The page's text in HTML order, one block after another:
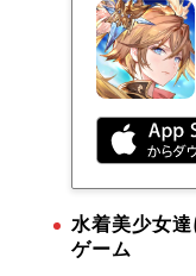
水着美少女
ゲーム